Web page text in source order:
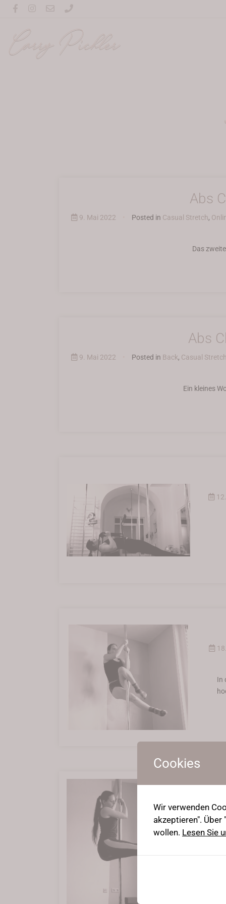
Carry Pichler
Abs
9. Mai 2022 Posted in Casual Stretch,
Das
Abs
9. Mai 2022 Posted in Back, Casual
Ein kleines
In
Cookies
Wir verwenden
akzeptieren". Über
wollen. Lesen Sie